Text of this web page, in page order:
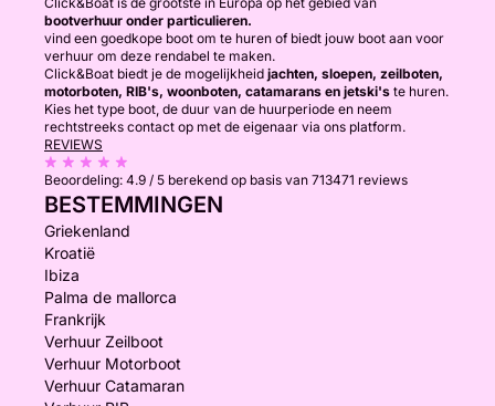
bootverhuur onder particulieren.
vind een goedkope boot om te huren of biedt jouw boot aan voor
verhuur om deze rendabel te maken.
Click&Boat biedt je de mogelijkheid jachten, sloepen, zeilboten,
motorboten, RIB's, woonboten, catamarans en jetski's te huren.
Kies het type boot, de duur van de huurperiode en neem
rechtstreeks contact op met de eigenaar via ons platform.
REVIEWS
Beoordeling: 4.9 / 5 berekend op basis van 713471 reviews
BESTEMMINGEN
Griekenland
Kroatië
Ibiza
Palma de mallorca
Frankrijk
Verhuur Zeilboot
Verhuur Motorboot
Verhuur Catamaran